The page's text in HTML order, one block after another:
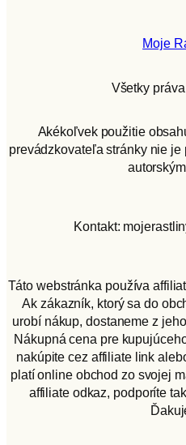
Moje
Všetky
Akékoľvek použitie
prevádzkovateľa stránky nie
Kontakt:
Táto webstránka používa
Ak zákazník, ktorý sa do
urobí nákup, dostaneme z
Nákupná cena pre
nakúpite cez affiliate link
platí online obchod zo svojej
affiliate odkaz, podporíte